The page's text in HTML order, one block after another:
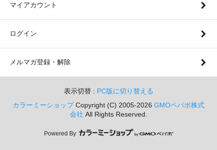
マイアカウント
ログイン
メルマガ登録・解除
表示切替 : PC版に切り替える
カラーミーショップCopyright (C) 2005-2026 GMOペパボ株式
会社 All Rights Reserved.
Powered By